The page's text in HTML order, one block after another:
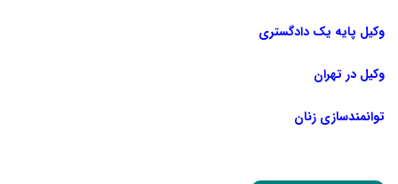
وکیل پایه یک دادگستری
وکیل در تهران
توانمندسازی زنان